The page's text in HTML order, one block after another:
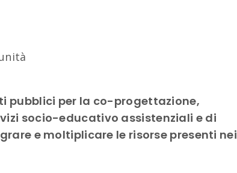
pubblici per la co-progettazione,
socio-educativo assistenziali e di
e moltiplicare le risorse presenti nei